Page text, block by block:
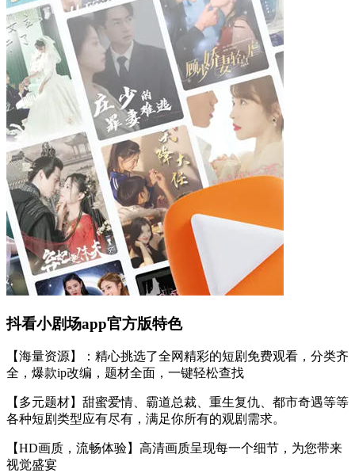
抖看小剧场app官方版特色
【海量资源】：精心挑选了全网精彩的短剧免费观看，分类齐
全，爆款ip改编，题材全面，一键轻松查找
【多元题材】甜蜜爱情、霸道总裁、重生复仇、都市奇遇等等
各种短剧类型应有尽有，满足你所有的观剧需求。
【HD画质，流畅体验】高清画质呈现每一个细节，为您带来
视觉盛宴